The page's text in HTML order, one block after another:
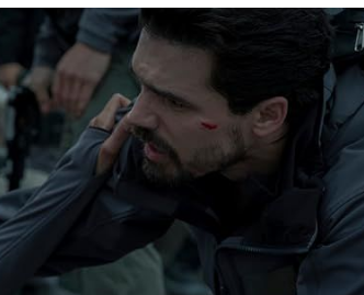
Netflix